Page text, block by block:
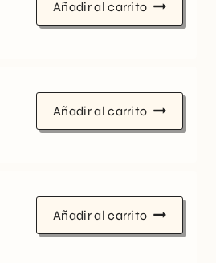
Añadir al carrito
Añadir al carrito
Añadir al carrito